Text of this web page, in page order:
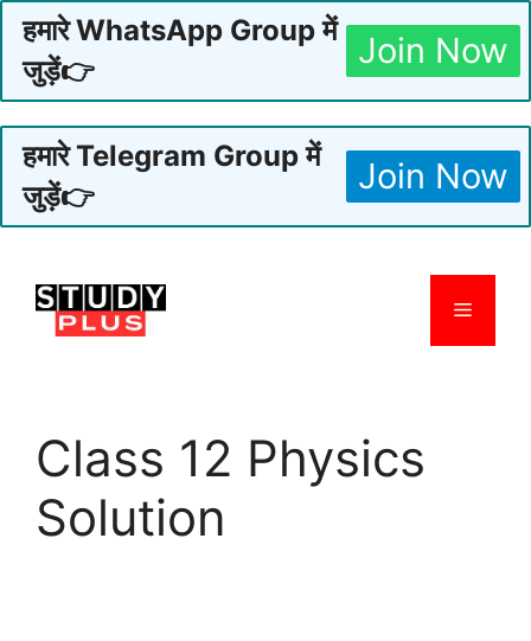
हमारे WhatsApp Group में
जुड़ें👉
Join Now
हमारे Telegram Group में
जुड़ें👉
Join Now
content
Menu
Class 12 Physics
Solution